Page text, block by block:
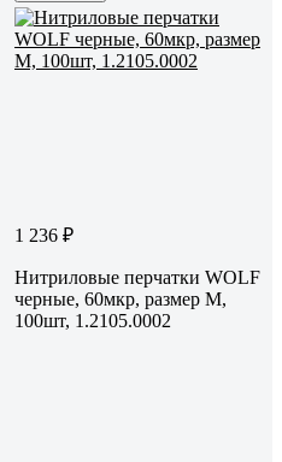
1 236 ₽
Нитриловые перчатки WOLF
черные, 60мкр, размер M,
100шт, 1.2105.0002